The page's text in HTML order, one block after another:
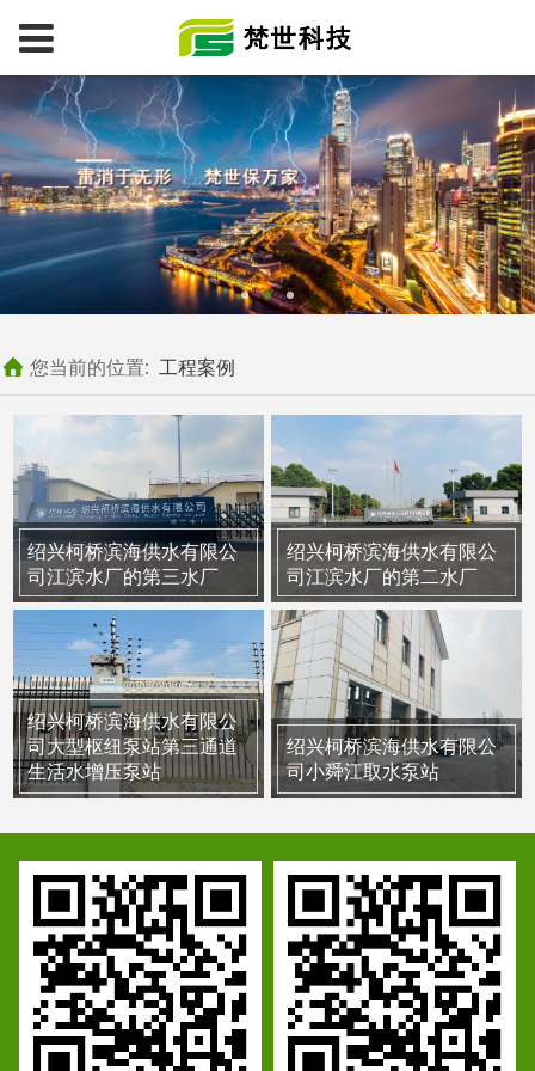
您当前的位置: 工程案例
绍兴柯桥滨海供水有限公
司江滨水厂的第三水厂
绍兴柯桥滨海供水有限公
司江滨水厂的第二水厂
绍兴柯桥滨海供水有限公
司大型枢纽泵站第三通道
生活水增压泵站
绍兴柯桥滨海供水有限公
司小舜江取水泵站